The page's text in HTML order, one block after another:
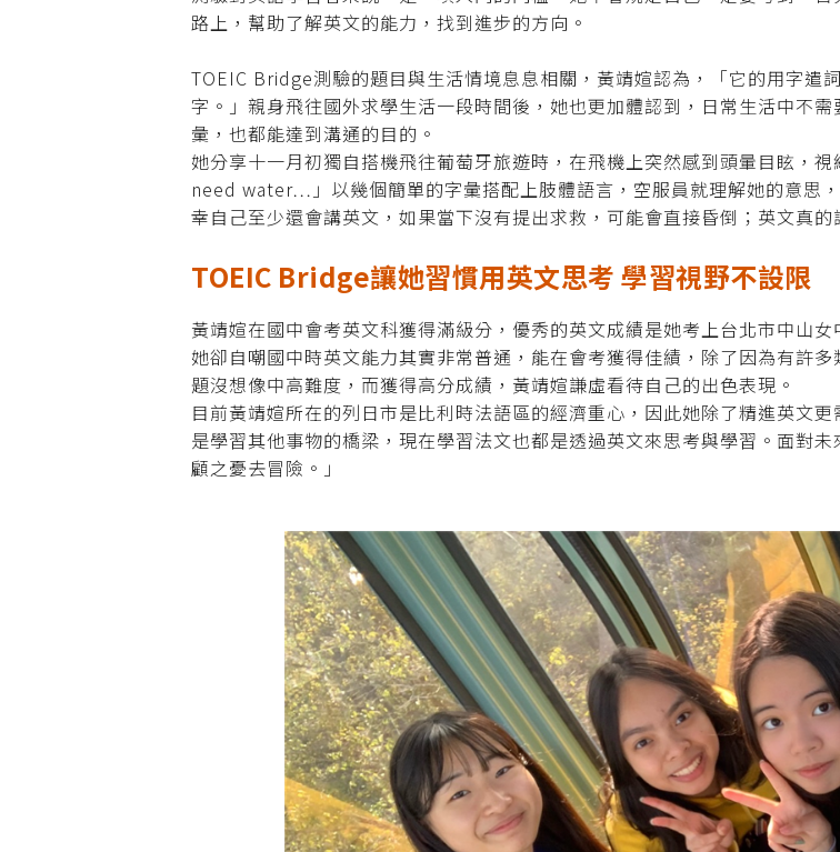
路上，幫助了解英文的能力，找到進步的方向。
TOEIC Bridge測驗的題目與生活情境息息相關，黃靖媗認為，「它的用字遣
字。」親身飛往國外求學生活一段時間後，她也更加體認到，日常生活中不
彙，也都能達到溝通的目的。
她分享十一月初獨自搭機飛往葡萄牙旅遊時，在飛機上突然感到頭暈目眩，
need water…」以幾個簡單的字彙搭配上肢體語言，空服員就理解她的意思
幸自己至少還會講英文，如果當下沒有提出求救，可能會直接昏倒；英文真
TOEIC Bridge讓她習慣用英文思考 學習視野不設限
黃靖媗在國中會考英文科獲得滿級分，優秀的英文成績是她考上台北市中山
她卻自嘲國中時英文能力其實非常普通，能在會考獲得佳績，除了因為有許
題沒想像中高難度，而獲得高分成績，黃靖媗謙虛看待自己的出色表現。
目前黃靖媗所在的列日市是比利時法語區的經濟重心，因此她除了精進英文
是學習其他事物的橋梁，現在學習法文也都是透過英文來思考與學習。面對
顧之憂去冒險。」